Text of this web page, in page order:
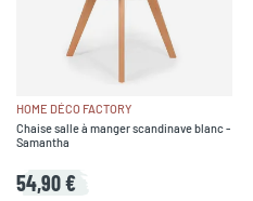
HOME DÉCO FACTORY
Chaise salle à manger scandinave blanc -
Samantha
54,90 €